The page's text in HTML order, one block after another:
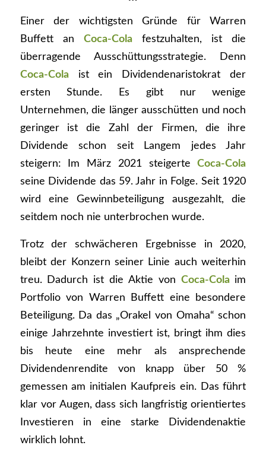
Einer der wichtigsten Gründe für Warren
Buffett an Coca-Colafestzuhalten, ist die
überragende Ausschüttungsstrategie. Denn
Coca-Colaist ein Dividendenaristokrat der
ersten Stunde. Es gibt nur wenige
Unternehmen, die länger ausschütten und noch
geringer ist die Zahl der Firmen, die ihre
Dividende schon seit Langem jedes Jahr
steigern: Im März 2021 steigerteCoca-Cola
seine Dividende das 59. Jahr in Folge. Seit 1920
wird eine Gewinnbeteiligung ausgezahlt, die
seitdem noch nie unterbrochen wurde.
Trotz der schwächeren Ergebnisse in 2020,
bleibt der Konzern seiner Linie auch weiterhin
treu. Dadurch ist die Aktie von Coca-Colaim
Portfolio von Warren Buffett eine besondere
Beteiligung. Da das „Orakel von Omaha“ schon
einige Jahrzehnte investiert ist, bringt ihm dies
bis heute eine mehr als ansprechende
Dividendenrendite von knapp über 50 %
gemessen am initialen Kaufpreis ein. Das führt
klar vor Augen, dass sich langfristig orientiertes
Investieren in eine starke Dividendenaktie
wirklich lohnt.